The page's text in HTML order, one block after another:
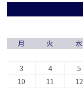
月 火 水
3
4 5
10
11 12